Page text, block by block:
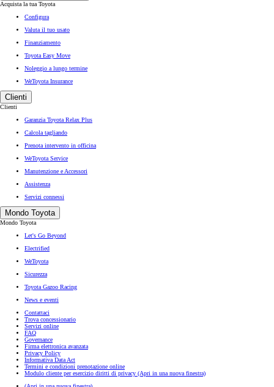
Acquista la tua Toyota
Configura
Valuta il tuo usato
Finanziamento
Toyota Easy Move
Noleggio a lungo termine
WeToyota Insurance
Clienti
Clienti
Garanzia Toyota Relax Plus
Calcola tagliando
Prenota intervento in officina
WeToyota Service
Manutenzione e Accessori
Assistenza
Servizi connessi
Mondo Toyota
Mondo Toyota
Let's Go Beyond
Electrified
WeToyota
Sicurezza
Toyota Gazoo Racing
News e eventi
Contattaci
Trova concessionario
Servizi online
FAQ
Governance
Firma elettronica avanzata
Privacy Policy
Informativa Data Act
Termini e condizioni prenotazione online
Modulo cliente per esercizio diritti di privacy (Apri in una nuova finestra)